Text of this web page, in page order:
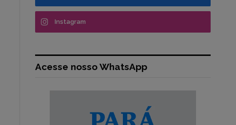
Instagram
Acesse nosso WhatsApp